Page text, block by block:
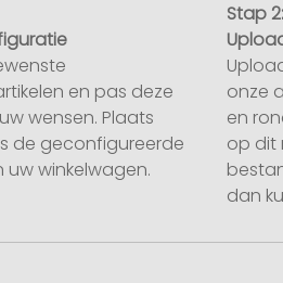
en pas deze
wensen. Plaats
de geconfigureerde
uw winkelwagen.
Stap 2:
onze
en
op dit
dan